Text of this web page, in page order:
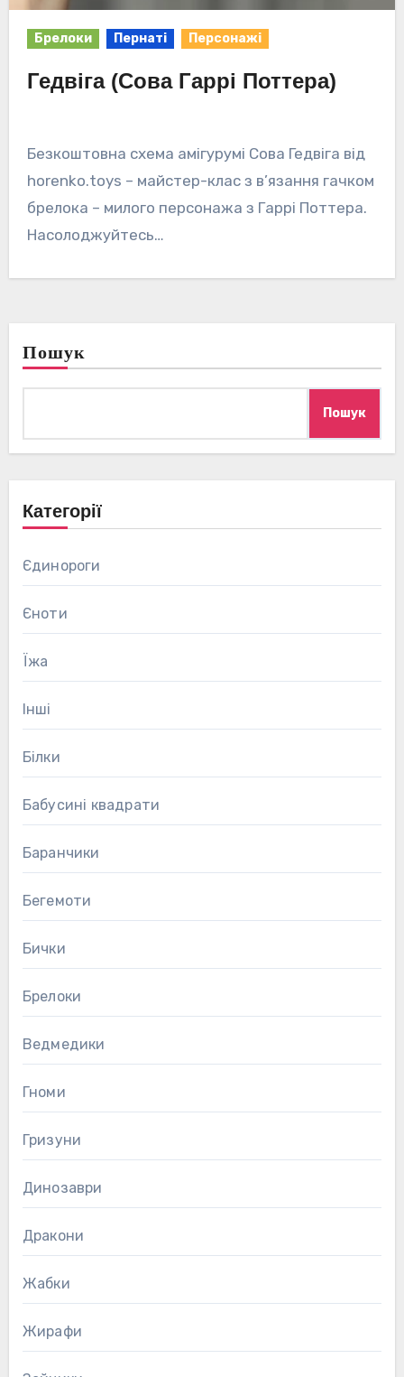
Брелоки Пернаті Персонажі
Гедвіга (Сова Гаррі Поттера)
Безкоштовна схема амігурумі Сова Гедвіга від
horenko.toys – майстер-клас з в’язання гачком
брелока – милого персонажа з Гаррі Поттера.
Насолоджуйтесь…
Пошук
Пошук
Категорії
Єдинороги
Єноти
Їжа
Інші
Білки
Бабусині квадрати
Баранчики
Бегемоти
Бички
Брелоки
Ведмедики
Гноми
Гризуни
Динозаври
Дракони
Жабки
Жирафи